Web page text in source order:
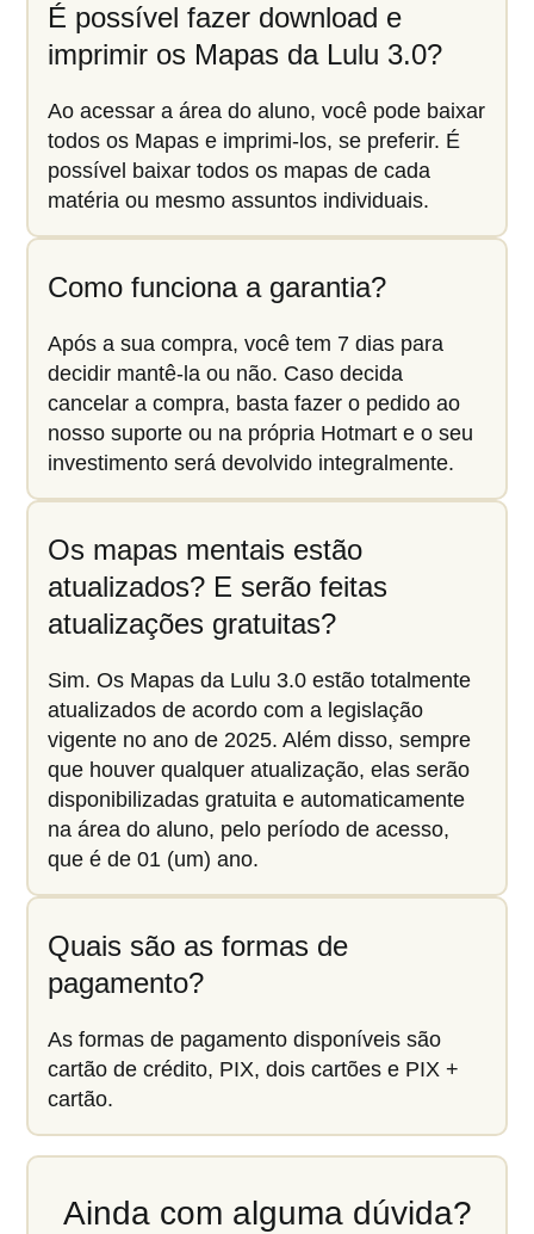
É possível fazer download e
imprimir os Mapas da Lulu 3.0?
Ao acessar a área do aluno, você pode baixar
todos os Mapas e imprimi-los, se preferir. É
possível baixar todos os mapas de cada
matéria ou mesmo assuntos individuais.
Como funciona a garantia?
Após a sua compra, você tem 7 dias para
decidir mantê-la ou não. Caso decida
cancelar a compra, basta fazer o pedido ao
nosso suporte ou na própria Hotmart e o seu
investimento será devolvido integralmente.
Os mapas mentais estão
atualizados? E serão feitas
atualizações gratuitas?
Sim. Os Mapas da Lulu 3.0 estão totalmente
atualizados de acordo com a legislação
vigente no ano de 2025. Além disso, sempre
que houver qualquer atualização, elas serão
disponibilizadas gratuita e automaticamente
na área do aluno, pelo período de acesso,
que é de 01 (um) ano.
Quais são as formas de
pagamento?
As formas de pagamento disponíveis são
cartão de crédito, PIX, dois cartões e PIX +
cartão.
Ainda com alguma dúvida?